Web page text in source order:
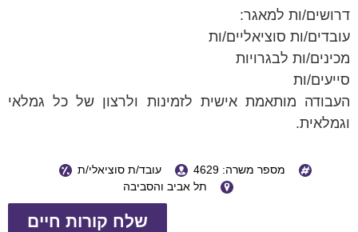
דרושים/ות למאגר:
עובדים/ות סוציאליים/ות
מכינים/ות לבגרויות
סייעים/ות
העבודה מותאמת אישית לזמינות ולרצון של כל גמלאי
וגמלאית.
מספר משרה: 4629
עובד/ת סוציאלי/ת
תל אביב והסביבה
שלח קורות חיים